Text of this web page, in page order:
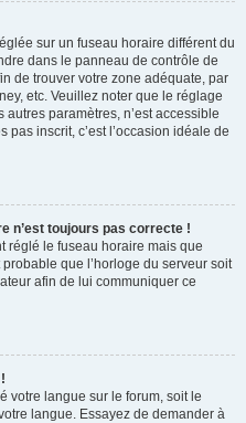
sur un fuseau horaire différent du
dans le panneau de contrôle de
de trouver votre zone adéquate, par
etc. Veuillez noter que le réglage
paramètres, n’est accessible
pas inscrit, c’est l’occasion idéale de
n’est toujours pas correcte !
réglé le fuseau horaire mais que
probable que l’horloge du serveur soit
afin de lui communiquer ce
votre langue sur le forum, soit le
langue. Essayez de demander à